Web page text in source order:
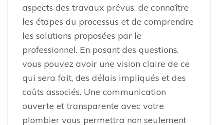
aspects des travaux prévus, de connaître
les étapes du processus et de comprendre
les solutions proposées par le
professionnel. En posant des questions,
vous pouvez avoir une vision claire de ce
qui sera fait, des délais impliqués et des
coûts associés. Une communication
ouverte et transparente avec votre
plombier vous permettra non seulement